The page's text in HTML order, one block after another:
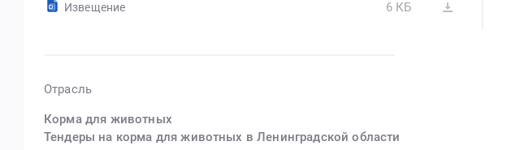
Извещение 6 КБ
Отрасль
Корма для животных
Тендеры на корма для животных в Ленинградской области